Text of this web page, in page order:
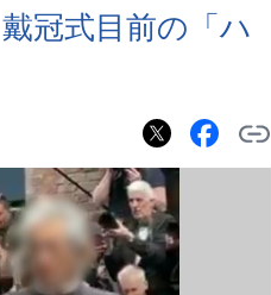
冠式目前の「ハ